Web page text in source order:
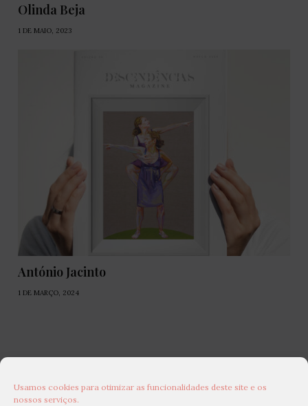
Usamos cookies para otimizar as funcionalidades deste site e os
nossos serviços.
Olinda Beja
1 DE MAIO, 2023
António Jacinto
1 DE MARÇO, 2024